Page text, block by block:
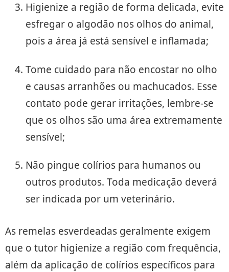
Higienize a região de forma delicada, evite
esfregar o algodão nos olhos do animal,
pois a área já está sensível e inflamada;
Tome cuidado para não encostar no olho
e causas arranhões ou machucados. Esse
contato pode gerar irritações, lembre-se
que os olhos são uma área extremamente
sensível;
Não pingue colírios para humanos ou
outros produtos. Toda medicação deverá
ser indicada por um veterinário.
As remelas esverdeadas geralmente exigem
que o tutor higienize a região com frequência,
além da aplicação de colírios específicos para